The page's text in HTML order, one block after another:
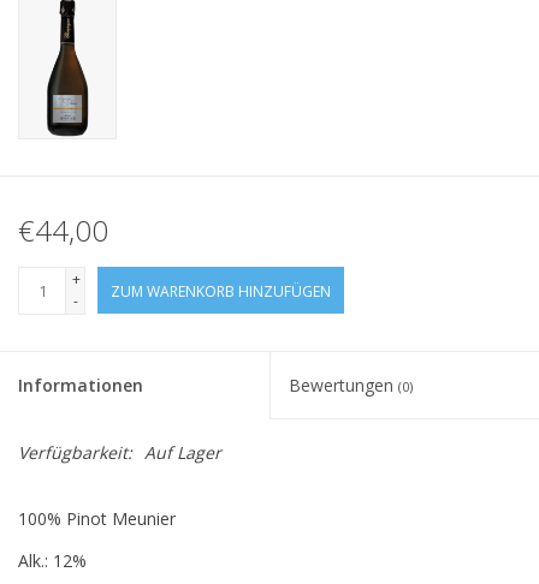
€44,00
+
-
ZUM WARENKORB HINZUFÜGEN
Informationen Bewertungen (0)
Verfügbarkeit: Auf Lager
100% Pinot Meunier
Alk.: 12%